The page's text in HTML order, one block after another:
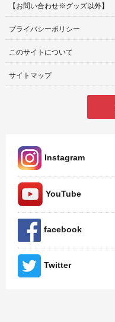
【お問い合わせ※グッズ以外】
プライバシーポリシー
このサイトについて
サイトマップ
Instagram
YouTube
facebook
Twitter